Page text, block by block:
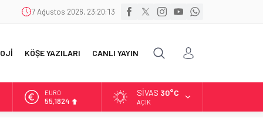
7 Ağustos 2026, 23:20:14
KÖŞE YAZILARI CANLI YAYIN
ALTIN
6.662,10
SIVAS 30°C
AÇIK